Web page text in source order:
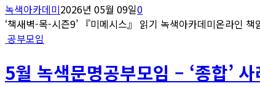
녹색아카데미2026년 05월 09일0
‘책새벽-목-시즌9’ 『미메시스』 읽기 녹색아카데미온라인 책
공부모임
5월 녹색문명공부모임 – ‘종합’